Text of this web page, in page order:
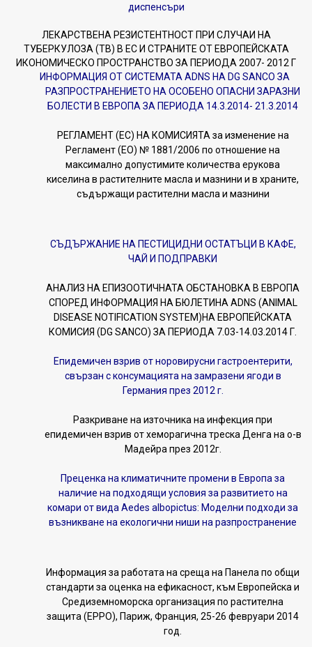
диспенсъри
ЛЕКАРСТВЕНА РЕЗИСТЕНТНОСТ ПРИ СЛУЧАИ НА
ТУБЕРКУЛОЗА (ТВ) В ЕС И СТРАНИТЕ ОТ ЕВРОПЕЙСКАТА
ИКОНОМИЧЕСКО ПРОСТРАНСТВО ЗА ПЕРИОДА 2007- 2012 Г
ИНФОРМАЦИЯ ОТ СИСТЕМАТА ADNS НА DG SANCO ЗА
РАЗПРОСТРАНЕНИЕТО НА ОСОБЕНО ОПАСНИ ЗАРАЗНИ
БОЛЕСТИ В ЕВРОПА ЗА ПЕРИОДА 14.3.2014- 21.3.2014
РЕГЛАМЕНТ (ЕС) НА КОМИСИЯТА за изменение на
Регламент (ЕО) № 1881/2006 по отношение на
максимално допустимите количества ерукова
киселина в растителните масла и мазнини и в храните,
съдържащи растителни масла и мазнини
СЪДЪРЖАНИЕ НА ПЕСТИЦИДНИ ОСТАТЪЦИ В КАФЕ,
ЧАЙ И ПОДПРАВКИ
АНАЛИЗ НА ЕПИЗООТИЧНАТА ОБСТАНОВКА В ЕВРОПА
СПОРЕД ИНФОРМАЦИЯ НА БЮЛЕТИНА ADNS (ANIMAL
DISEASE NOTIFICATION SYSTEM)НА ЕВРОПЕЙСКАТА
КОМИСИЯ (DG SANCO) ЗА ПЕРИОДА 7.03-14.03.2014 Г.
Епидемичен взрив от норовирусни гастроентерити,
свързан с консумацията на замразени ягоди в
Германия през 2012 г.
Разкриване на източника на инфекция при
епидемичен взрив от хеморагична треска Денга на о-в
Мадейра през 2012г.
Преценка на климатичните промени в Европа за
наличие на подходящи условия за развитието на
комари от вида Aedes albopictus: Моделни подходи за
възникване на екологични ниши на разпространение
Информация за работата на среща на Панела по общи
стандарти за оценка на ефикасност, към Европейска и
Средиземноморска организация по растителна
защита (ЕРРО), Париж, Франция, 25-26 февруари 2014
год.